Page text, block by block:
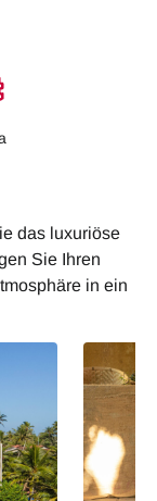
das luxuriöse
Sie Ihren
in ein